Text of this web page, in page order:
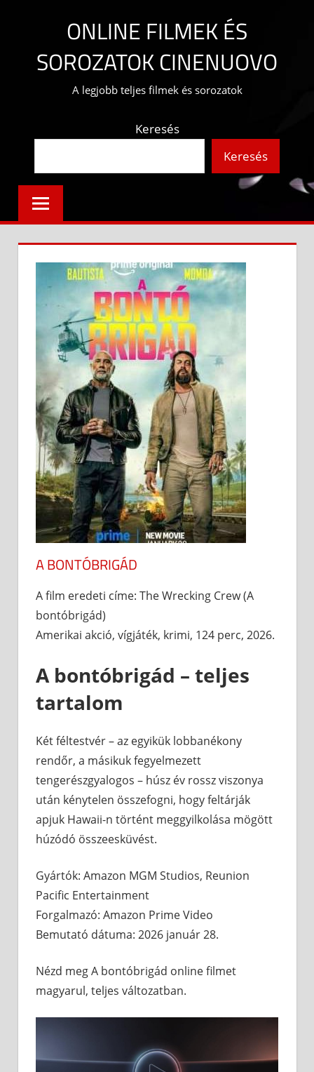
content
ONLINE FILMEK ÉS
SOROZATOK CINENUOVO
A legjobb teljes filmek és sorozatok
Keresés
Keresés
A BONTÓBRIGÁD
A film eredeti címe: The Wrecking Crew (A
bontóbrigád)
Amerikai akció, vígjáték, krimi, 124 perc, 2026.
A bontóbrigád – teljes
tartalom
Két féltestvér – az egyikük lobbanékony
rendőr, a másikuk fegyelmezett
tengerészgyalogos – húsz év rossz viszonya
után kénytelen összefogni, hogy feltárják
apjuk Hawaii-n történt meggyilkolása mögött
húzódó összeesküvést.
Gyártók: Amazon MGM Studios, Reunion
Pacific Entertainment
Forgalmazó: Amazon Prime Video
Bemutató dátuma: 2026 január 28.
Nézd meg A bontóbrigád online filmet
magyarul, teljes változatban.